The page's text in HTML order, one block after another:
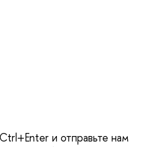
и отправьте нам